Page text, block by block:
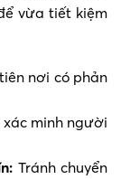
vừa tiết kiệm
nơi có phản
xác minh người
Tránh chuyển